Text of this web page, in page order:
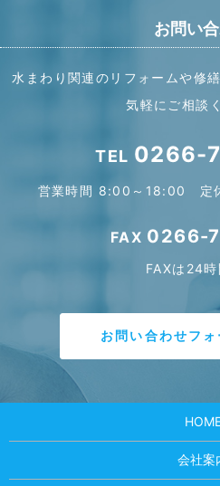
お問い
水まわり関連のリフォームや修
気軽にご相談
TEL 0266-
営業時間 8:00～18:00 定休
FAX 0266-
FAXは24
お問い合わせフ
会社案